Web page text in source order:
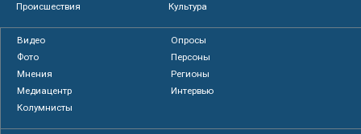
Происшествия
Культура
Видео
Опросы
Фото
Персоны
Мнения
Регионы
Медиацентр
Интервью
Колумнисты